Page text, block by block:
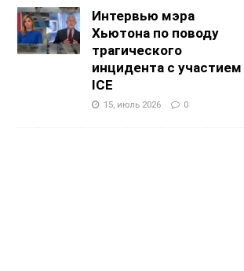
Интервью мэра
Хьютона по поводу
трагического
инцидента с участием
ICE
15, июль 2026 0